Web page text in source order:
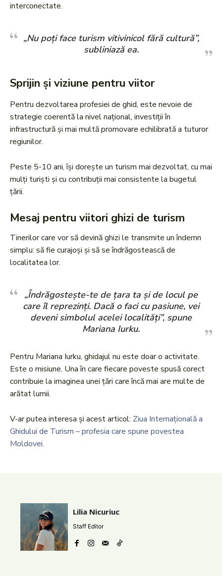
interconectate.
„Nu poți face turism vitivinicol fără cultură”,
subliniază ea.
Sprijin și viziune pentru viitor
Pentru dezvoltarea profesiei de ghid, este nevoie de
strategie coerentă la nivel național, investiții în
infrastructură și mai multă promovare echilibrată a tuturor
regiunilor.
Peste 5-10 ani, își dorește un turism mai dezvoltat, cu mai
mulți turiști și cu contribuții mai consistente la bugetul
țării.
Mesaj pentru viitori ghizi de turism
Tinerilor care vor să devină ghizi le transmite un îndemn
simplu: să fie curajoși și să se îndrăgostească de
localitatea lor.
„Îndrăgostește-te de țara ta și de locul pe
care îl reprezinți. Dacă o faci cu pasiune, vei
deveni simbolul acelei localități”, spune
Mariana Iurku.
Pentru Mariana Iurku, ghidajul nu este doar o activitate.
Este o misiune. Una în care fiecare poveste spusă corect
contribuie la imaginea unei țări care încă mai are multe de
arătat lumii.
V-ar putea interesa și acest articol: Ziua Internațională a
Ghidului de Turism – profesia care spune povestea
Moldovei.
Lilia Nicuriuc
Staff Editor